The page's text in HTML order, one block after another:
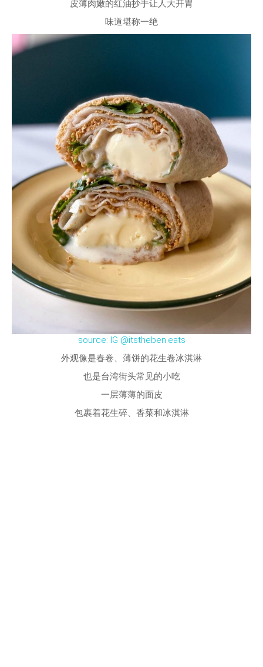
皮薄肉嫩的红油抄手让人大开胃
味道堪称一绝
source: IG @itstheben.eats
外观像是春卷、薄饼的花生卷冰淇淋
也是台湾街头常见的小吃
一层薄薄的面皮
包裹着花生碎、香菜和冰淇淋